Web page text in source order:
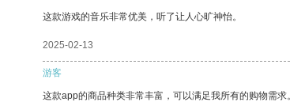
这款游戏的音乐非常优美，听了让人心旷神怡。
2025-02-13
游客
这款app的商品种类非常丰富，可以满足我所有的购物需求。